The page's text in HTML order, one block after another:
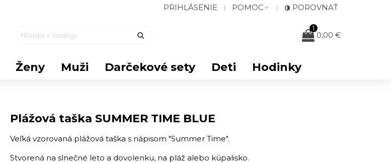
PRIHLÁSENIE POMOC POROVNAŤ
1
0,00 €
Ženy Muži Darčekové sety Deti Hodinky
Plážová taška SUMMER TIME BLUE
​Veľká vzorovaná plážová taška s nápisom "Summer Time".
Stvorená na slnečné leto a dovolenku, na pláž alebo kúpalisko.